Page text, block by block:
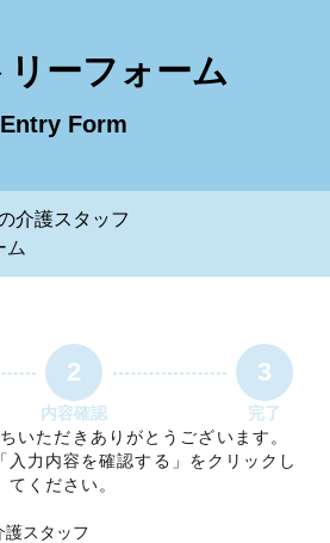
リーフォーム
Entry Form
介護スタッフ
ム
2
内容確認
3
完了
いただきありがとうございます。
入力内容を確認する」をクリックし
てください。
護スタッフ